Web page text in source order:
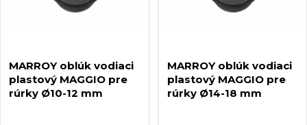
e
p
p
MARROY oblúk vodiaci
plastový MAGGIO pre
rúrky Ø10-12 mm
MARROY oblúk vodiaci
plastový MAGGIO pre
rúrky Ø14-18 mm